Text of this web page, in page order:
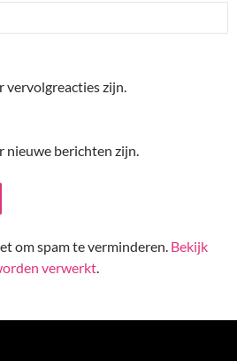
vervolgreacties zijn.
nieuwe berichten zijn.
om spam te verminderen. Bekijk
verwerkt.